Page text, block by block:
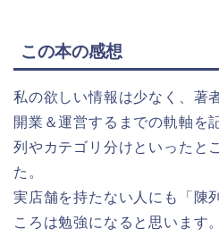
この本の感想
私の欲しい情報は少なく、著
開業＆運営するまでの軌軸を
列やカテゴリ分けといったと
た。
実店舗を持たない人にも「陳
ころは勉強になると思います。